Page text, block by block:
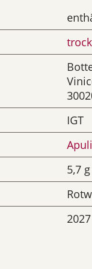
IGT
5,7
2027